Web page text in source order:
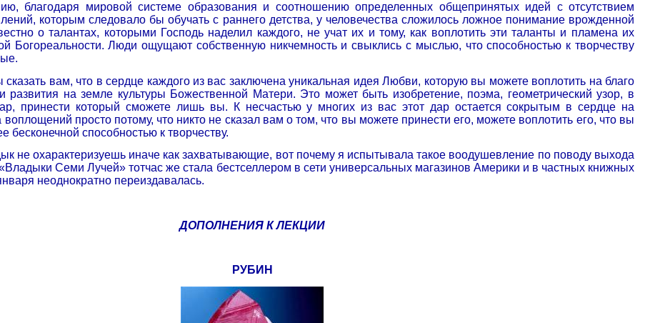
благодаря мировой системе образования и соотношению определенных общепринятых идей с отсутствием
которым следовало бы обучать с раннего детства, у человечества сложилось ложное понимание врожденной
о талантах, которыми Господь наделил каждого, не учат их и тому, как воплотить эти таланты и пламена их
Богореальности. Люди ощущают собственную никчемность и свыклись с мыслью, что способностью к творчеству
сказать вам, что в сердце каждого из вас заключена уникальная идея Любви, которую вы можете воплотить на благо
развития на земле культуры Божественной Матери. Это может быть изобретение, поэма, геометрический узор, в
принести который сможете лишь вы. К несчастью у многих из вас этот дар остается сокрытым в сердце на
просто потому, что никто не сказал вам о том, что вы можете принести его, можете воплотить его, что вы
способностью к творчеству.
не охарактеризуешь иначе как захватывающие, вот почему я испытывала такое воодушевление по поводу выхода
«Владыки Семи Лучей» тотчас же стала бестселлером в сети универсальных магазинов Америки и в частных книжных
неоднократно переиздавалась.
ДОПОЛНЕНИЯ К ЛЕКЦИИ
РУБИН